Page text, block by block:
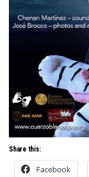
Share this:
Facebook